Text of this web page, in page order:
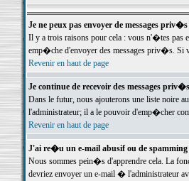
Je ne peux pas envoyer de messages priv�s
Il y a trois raisons pour cela : vous n'�tes
emp�che d'envoyer des messages priv�s. Si
Revenir en haut de page
Je continue de recevoir des messages
Dans le futur, nous ajouterons une liste
l'administrateur; il a le pouvoir d'emp�cher
Revenir en haut de page
J'ai re�u un e-mail abusif ou de
Nous sommes pein�s d'apprendre cela. La
devriez envoyer un e-mail � l'administrateur